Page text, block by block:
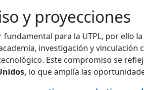
y proyecciones
fundamental para la UTPL, por ello
investigación y
Este compromiso se
lo que amplía las